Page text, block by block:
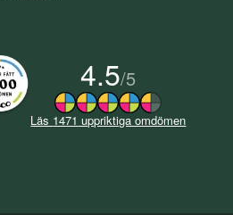
4.5/5
Läs 1471 uppriktiga omdömen